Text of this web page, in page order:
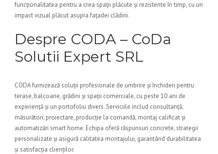
funcționalitatea pentru a crea spații plăcute și rezistente în timp, cu un
impact vizual plăcut asupra fațadei clădirii.
Despre CODA – CoDa
Solutii Expert SRL
CODA furnizează soluții profesionale de umbrire și închideri pentru
terase, balcoane, grădini și spații comerciale, cu peste 10 ani de
experiență și un portofoliu divers. Serviciile includ consultanță,
măsurători, proiectare, producție la comandă, montaj calificat și
automatizări smart home. Echipa oferă răspunsuri concrete, strategii
personalizate și asigură calitatea montajului, garantând durabilitatea
și satisfacția clienților.